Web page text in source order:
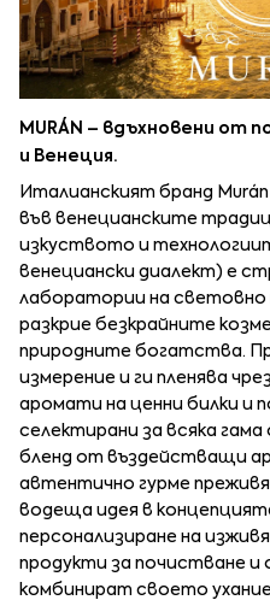
MURÁN – вдъхновени от
и Венеция.
Италианският бранд
във венецианските
изкуството и
венециански диалект) е
лаборатории на световно
разкрие безкрайните
природните богатства.
измерение и ги пленява
аромати на ценни билки и
селектирани за всяка
бленд от въздействащи
автентично гурме
водеща идея в
персонализиране на
продукти за почистване
комбинират своето